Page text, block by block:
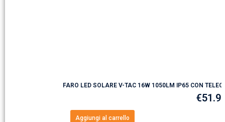
FARO LED SOLARE V-TAC 16W 1050LM IP65 CON
€
Aggiungi al carrello